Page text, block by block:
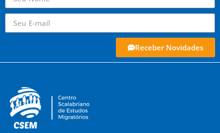
Receber Novidades